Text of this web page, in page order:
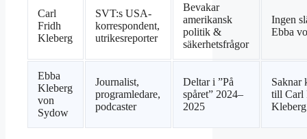
Carl
Fridh
Kleberg
SVT:s USA-
korrespondent,
utrikesreporter
Bevakar
amerikansk
politik &
säkerhetsfrågor
Ingen
Ebba
Ebba
Kleberg
von
Sydow
Journalist,
programledare,
podcaster
Deltar i ”På
spåret” 2024–
2025
Saknar
till Carl
Kleberg